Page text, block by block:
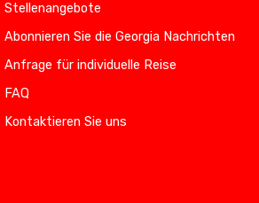
Stellenangebote
Abonnieren Sie die Georgia Nachrichten
Anfrage für individuelle Reise
FAQ
Kontaktieren Sie uns